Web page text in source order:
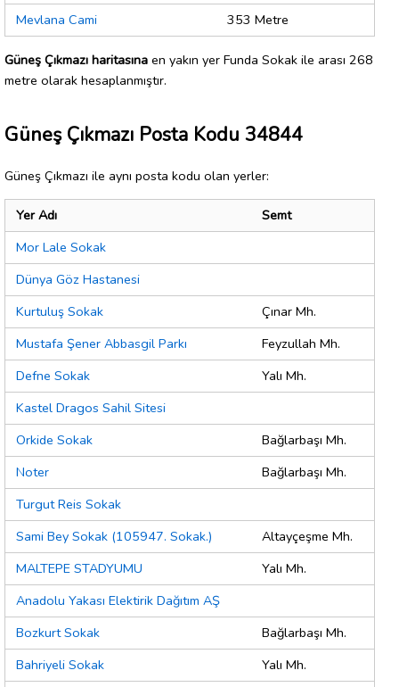
Mevlana Cami
353 Metre
Güneş Çıkmazı haritasına en yakın yer Funda Sokak ile arası 268
metre olarak hesaplanmıştır.
Güneş Çıkmazı Posta Kodu 34844
Güneş Çıkmazı ile aynı posta kodu olan yerler:
Yer Adı
Semt
Mor Lale Sokak
Dünya Göz Hastanesi
Kurtuluş Sokak
Çınar Mh.
Mustafa Şener Abbasgil Parkı
Feyzullah Mh.
Defne Sokak
Yalı Mh.
Kastel Dragos Sahil Sitesi
Orkide Sokak
Bağlarbaşı Mh.
Noter
Bağlarbaşı Mh.
Turgut Reis Sokak
Sami Bey Sokak (105947. Sokak.)
Altayçeşme Mh.
MALTEPE STADYUMU
Yalı Mh.
Anadolu Yakası Elektirik Dağıtım AŞ
Bozkurt Sokak
Bağlarbaşı Mh.
Bahriyeli Sokak
Yalı Mh.